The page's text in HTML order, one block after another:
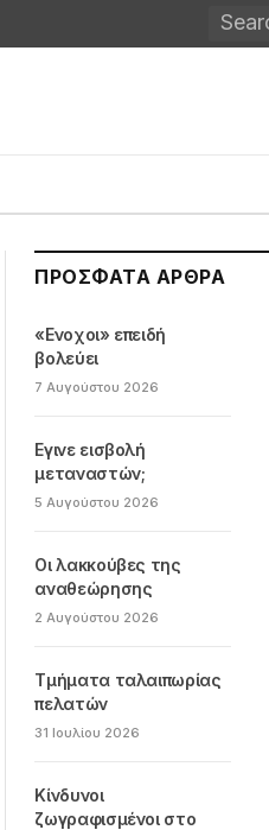
ΠΡΌΣΦΑΤΑ ΆΡΘΡΑ
«Ενοχοι» επειδή
βολεύει
7 Αυγούστου 2026
Εγινε εισβολή
μεταναστών;
5 Αυγούστου 2026
Οι λακκούβες της
αναθεώρησης
2 Αυγούστου 2026
Τμήματα ταλαιπωρίας
πελατών
31 Ιουλίου 2026
Κίνδυνοι
ζωγραφισμένοι στο